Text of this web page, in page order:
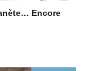
Encore